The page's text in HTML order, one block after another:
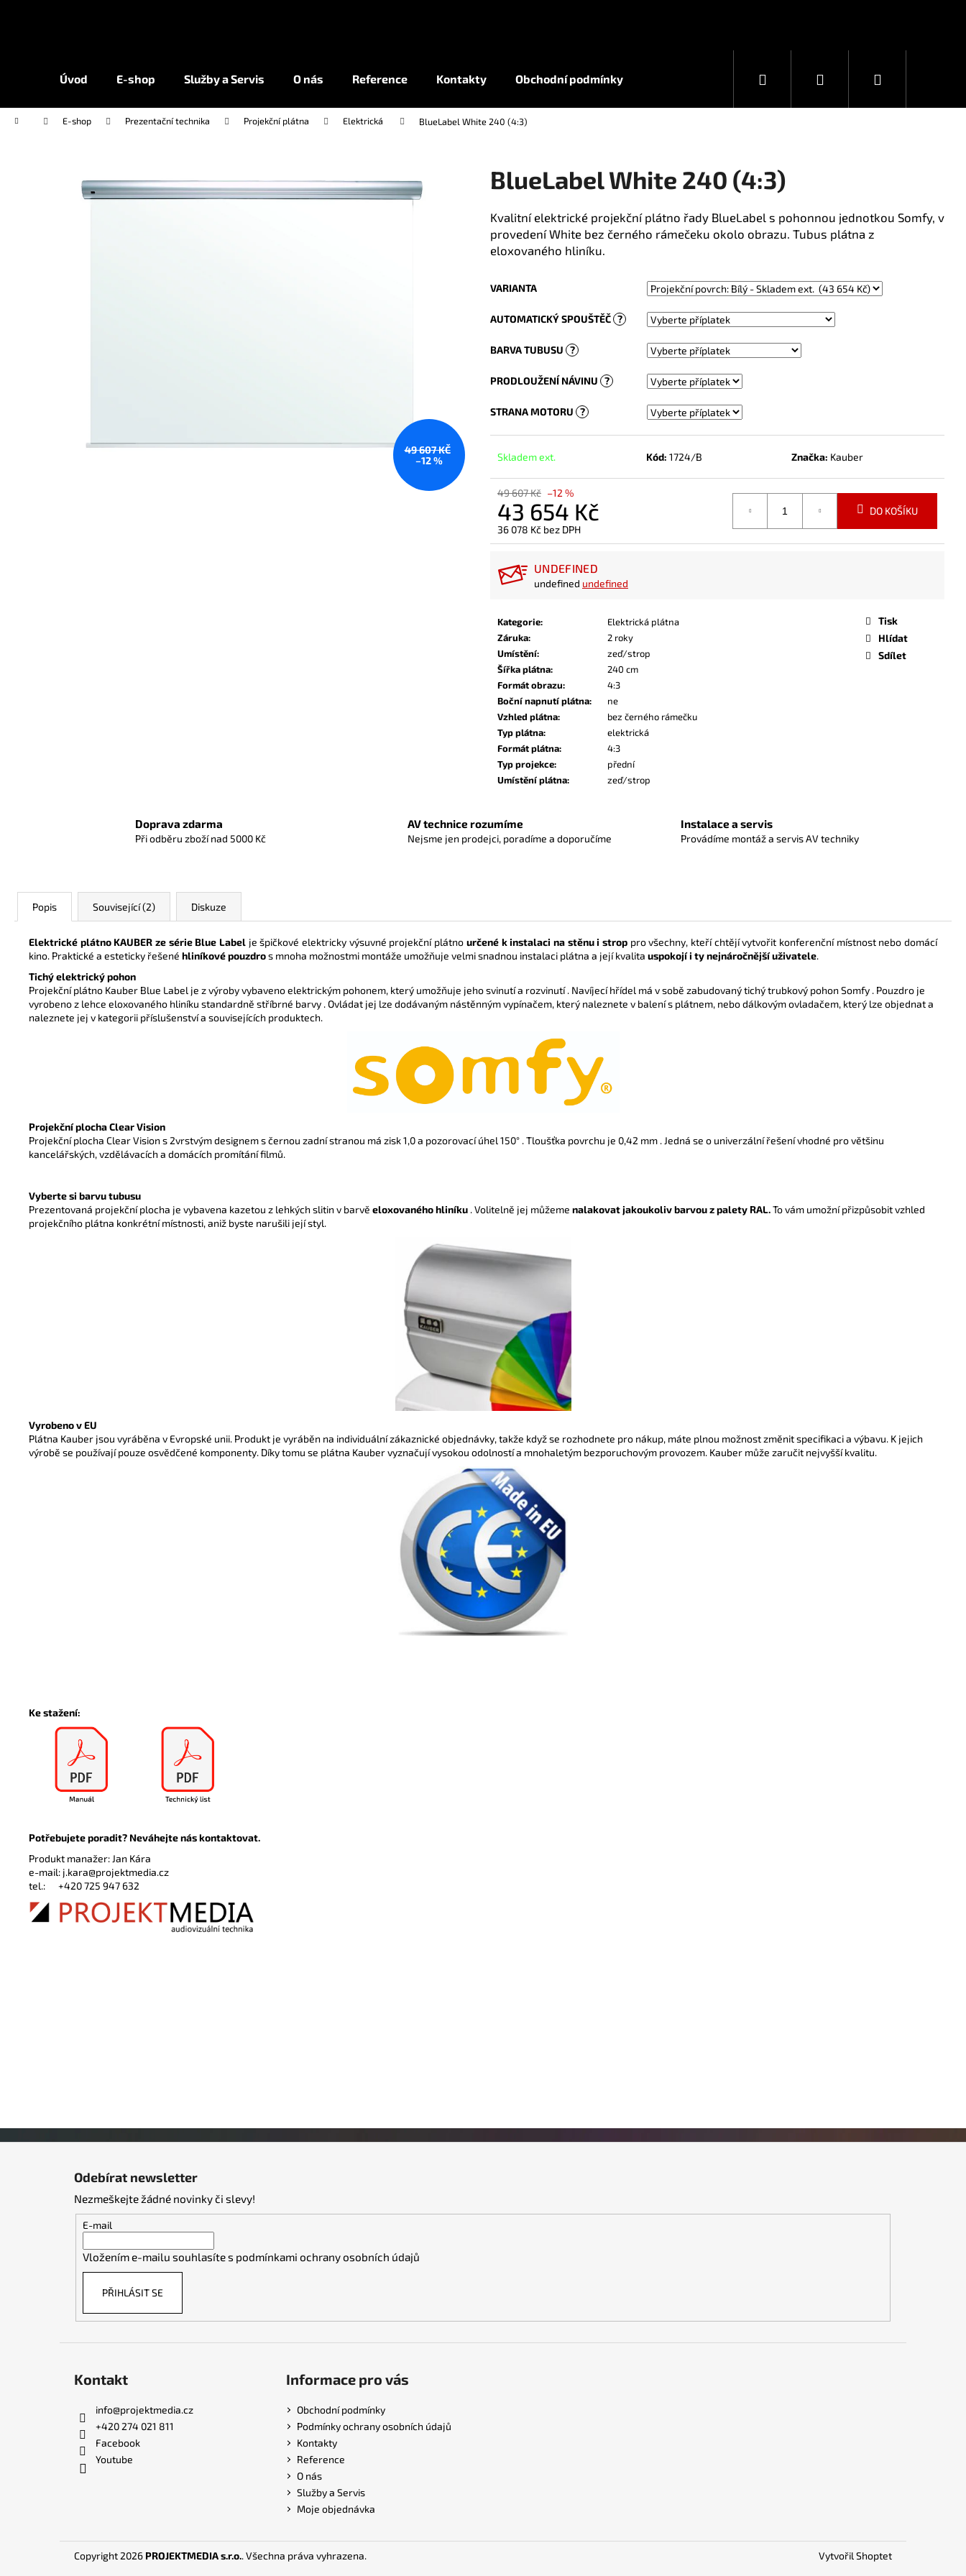
Úvod E-shop Služby a Servis O nás Reference Kontakty Obchodní podmínky Hledat PřihlášeníNákupní
Domů E-shop Prezentační technika Projekční plátna Elektrická BlueLabel White 240 (4:3)
BlueLabel White 240 (4:3)
Kvalitní elektrické projekční plátno řady BlueLabel s pohonnou jednotkou Somfy, v
provedení White bez černého rámečeku okolo obrazu. Tubus plátna z
eloxovaného hliníku.
VARIANTA
AUTOMATICKÝ SPOUŠTĚČ ?
BARVA TUBUSU ?
PRODLOUŽENÍ NÁVINU ?
STRANA MOTORU ?
Skladem ext. Kód: 1724/B Značka: Kauber
49 607 Kč –12 %
43 654 Kč
36 078 Kč bez DPH
Měrná
DO KOŠÍKU
UNDEFINED
undefined undefined
Kategorie:
Elektrická plátna
Záruka:
2 roky
Umístění:
zeď/strop
Šířka plátna:
240 cm
Formát obrazu:
4:3
Boční napnutí plátna:
ne
Vzhled plátna:
bez černého rámečku
Typ plátna:
elektrická
Formát plátna:
4:3
Typ projekce:
přední
Umístění plátna: zeď/strop
Tisk
Hlídat
Sdílet
49 607 KČ
–12 %
Doprava zdarma
Při odběru zboží nad 5000 Kč
AV technice rozumíme
Nejsme jen prodejci, poradíme a doporučíme
Instalace a servis
Provádíme montáž a servis AV techniky
Popis Související (2) Diskuze
Elektrické plátno KAUBER ze série Blue Label je špičkové elektricky výsuvné projekční plátno určené k instalaci na stěnu i strop pro všechny, kteří chtějí vytvořit konferenční místnost nebo domácí
kino. Praktické a esteticky řešené hliníkové pouzdros mnoha možnostmi montáže umožňuje velmi snadnou instalaci plátna a její kvalita uspokojí i ty nejnáročnější uživatele.
Tichý elektrický pohon
Projekční plátno Kauber Blue Label je z výroby vybaveno elektrickým pohonem, který umožňuje jeho svinutí a rozvinutí . Navíjecí hřídel má v sobě zabudovaný tichý trubkový pohon Somfy . Pouzdro je
vyrobeno z lehce eloxovaného hliníku standardně stříbrné barvy . Ovládat jej lze dodávaným nástěnným vypínačem, který naleznete v balení s plátnem, nebo dálkovým ovladačem, který lze objednat a
naleznete jej v kategorii příslušenství a souvisejících produktech.
Projekční plocha Clear Vision
Projekční plocha Clear Vision s 2vrstvým designem s černou zadní stranou má zisk 1,0 a pozorovací úhel 150° . Tloušťka povrchu je 0,42 mm . Jedná se o univerzální řešení vhodné pro většinu
kancelářských, vzdělávacích a domácích promítání filmů.
Vyberte si barvu tubusu
Prezentovaná projekční plocha je vybavena kazetou z lehkých slitin v barvě eloxovaného hliníku . Volitelně jej můžeme nalakovat jakoukoliv barvou z palety RAL.To vám umožní přizpůsobit vzhled
projekčního plátna konkrétní místnosti, aniž byste narušili její styl.
Vyrobeno v EU
Plátna Kauber jsou vyráběna v Evropské unii. Produkt je vyráběn na individuální zákaznické objednávky, takže když se rozhodnete pro nákup, máte plnou možnost změnit specifikaci a výbavu. K jejich
výrobě se používají pouze osvědčené komponenty. Díky tomu se plátna Kauber vyznačují vysokou odolností a mnohaletým bezporuchovým provozem. Kauber může zaručit nejvyšší kvalitu.
Ke stažení:
Potřebujete poradit? Neváhejte nás kontaktovat.
Produkt manažer: Jan Kára
e-mail: j.kara@projektmedia.cz
tel.: +420 725 947 632
obchodu
obchodu
Co potřebujete najít?
Odebírat newsletter
Nezmeškejte žádné novinky či slevy!
E-mail
Vložením e-mailu souhlasíte s podmínkami ochrany osobních údajů
PŘIHLÁSIT SE
Kontakt
info@projektmedia.cz
+420 274 021 811
Facebook
Youtube
Informace pro vás
Obchodní podmínky
Podmínky ochrany osobních údajů
Kontakty
Reference
O nás
Služby a Servis
Moje objednávka
Vytvořil Shoptet
Copyright 2026 PROJEKTMEDIA s.r.o.. Všechna práva vyhrazena.